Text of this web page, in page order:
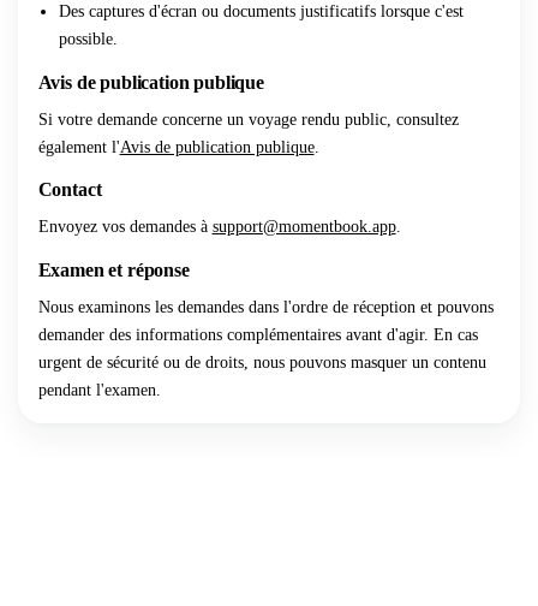
Des captures d'écran ou documents justificatifs lorsque c'est
possible.
Avis de publication publique
Si votre demande concerne un voyage rendu public, consultez
également l'Avis de publication publique.
Contact
Envoyez vos demandes à support@momentbook.app.
Examen et réponse
Nous examinons les demandes dans l'ordre de réception et pouvons
demander des informations complémentaires avant d'agir. En cas
urgent de sécurité ou de droits, nous pouvons masquer un contenu
pendant l'examen.